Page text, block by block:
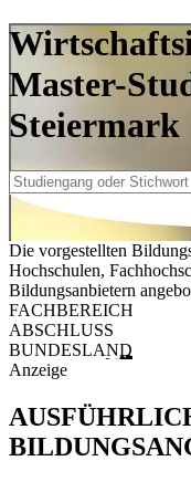
Master-
Steiermark
Die vorgestellten
Hochschulen,
Bildungsanbietern
FACHBEREICH
ABSCHLUSS
BUNDESLAND
Anzeige